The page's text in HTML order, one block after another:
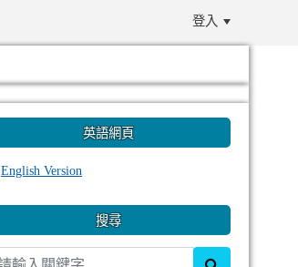
登入
英語網頁
English Version
搜尋